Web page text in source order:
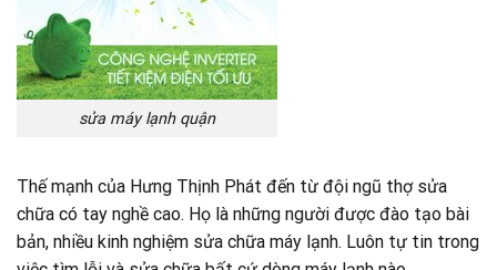
sửa máy lạnh quận
Thế mạnh của Hưng Thịnh Phát đến từ đội ngũ thợ sửa
chữa có tay nghề cao. Họ là những người được đào tạo bài
bản, nhiều kinh nghiệm sửa chữa máy lạnh. Luôn tự tin trong